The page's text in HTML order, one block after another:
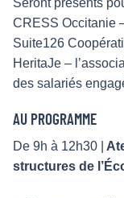
CRESS Occitanie
Suite126
HeritaJe –
des salariés
AU PROGRAMME
De 9h à 12h30 |
structures de